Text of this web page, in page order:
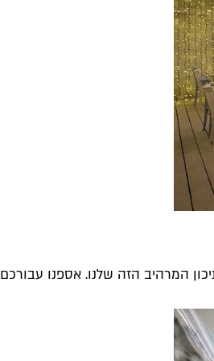
הזה שלנו. אספנו עבורכם 3 מקומות...